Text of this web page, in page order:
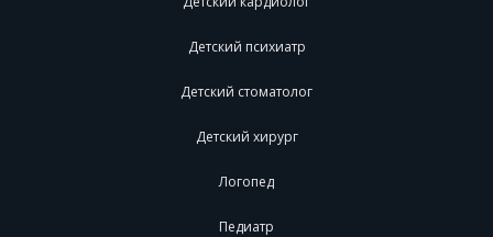
Детский психиатр
Детский стоматолог
Детский хирург
Логопед
Педиатр